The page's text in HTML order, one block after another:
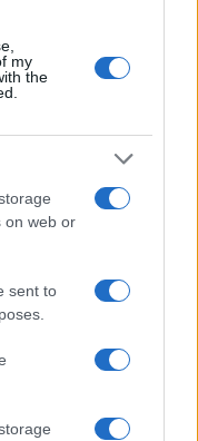
my
the
on web or
sent to
un bombero
en un hotel